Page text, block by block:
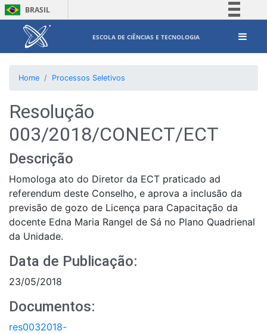
BRASIL
ESCOLA DE CIÊNCIAS E TECNOLOGIA
Home Processos Seletivos
Resolução
003/2018/CONECT/ECT
Descrição
Homologa ato do Diretor da ECT praticado ad
referendum deste Conselho, e aprova a inclusão da
previsão de gozo de Licença para Capacitação da
docente Edna Maria Rangel de Sá no Plano Quadrienal
da Unidade.
Data de Publicação:
23/05/2018
Documentos:
res0032018-